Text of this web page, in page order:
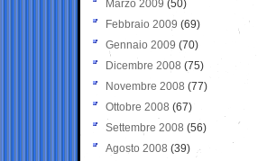
Marzo 2009 (50)
Febbraio 2009 (69)
Gennaio 2009 (70)
Dicembre 2008 (75)
Novembre 2008 (77)
Ottobre 2008 (67)
Settembre 2008 (56)
Agosto 2008 (39)